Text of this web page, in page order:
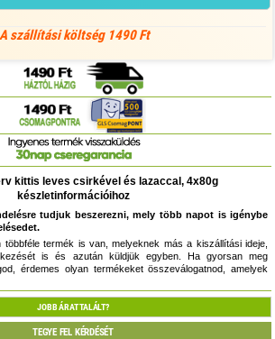
A szállítási költség 1490 Ft
kittis leves csirkével és lazaccal, 4x80g
készletinformációihoz
tudjuk beszerezni, mely több napot is igénybe
többféle termék is van, melyeknek más a kiszállítási ideje,
is és azután küldjük egyben. Ha gyorsan meg
érdemes olyan termékeket összeválogatnod, amelyek
JOBB ÁRAT TALÁLT?
TEGYE FEL KÉRDÉSÉT